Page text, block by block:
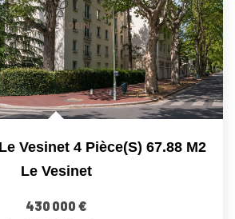
Vesinet 4 Pièce(s) 67.88 M2
Le Vesinet
430 000 €